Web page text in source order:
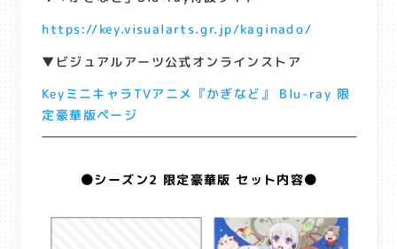
https://key.visualarts.gr.jp/kaginado/
▼ビジュアルアーツ公式オンラインストア
KeyミニキャラTVアニメ『かぎなど』 Blu-ray 限
定豪華版ページ
⚫シーズン2 限定豪華版 セット内容⚫